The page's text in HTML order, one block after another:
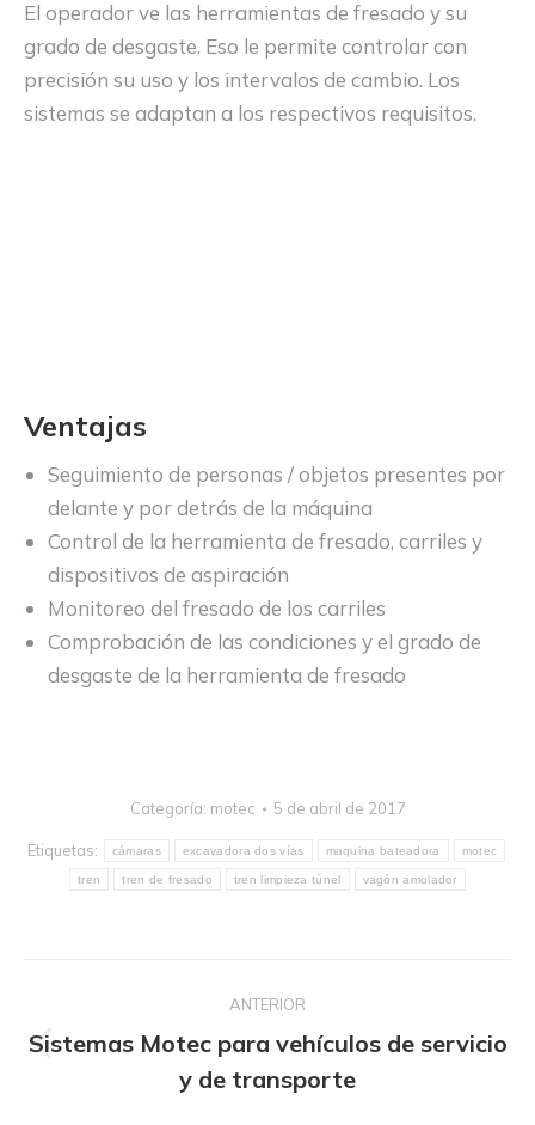
El operador ve las herramientas de fresado y su
grado de desgaste. Eso le permite controlar con
precisión su uso y los intervalos de cambio. Los
sistemas se adaptan a los respectivos requisitos.
Ventajas
Seguimiento de personas / objetos presentes por
delante y por detrás de la máquina
Control de la herramienta de fresado, carriles y
dispositivos de aspiración
Monitoreo del fresado de los carriles
Comprobación de las condiciones y el grado de
desgaste de la herramienta de fresado
Categoría: motec 5 de abril de 2017
Etiquetas: cámaras excavadora dos vías maquina bateadora motec
tren tren de fresado tren limpieza túnel vagón amolador
publicaciones
ANTERIOR
Publicación
anterior:
Sistemas Motec para vehículos de servicio
y de transporte